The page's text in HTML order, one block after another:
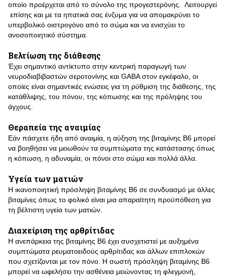
οποίο προέρχεται από το σύνολο της προγεστερόνης. Λειτουργεί
επίσης και με τα ηπατικά σας ένζυμα για να απομακρύνει το
υπερβολικό οιστρογόνο από το σώμα και να ενισχύει το
ανοσοποιητικό σύστημα.
Βελτίωση της διάθεσης
Έχει σημαντικό αντίκτυπο στην κεντρική παραγωγή των
νευροδιαβιβαστών σεροτονίνης και GABA στον εγκέφαλο, οι
οποίες είναι σημαντικές ενώσεις για τη ρύθμιση της διάθεσης, της
κατάθλιψης, του πόνου, της κόπωσης και της πρόληψης του
άγχους.
Θεραπεία της αναιμίας
Εάν πάσχετε ήδη από αναιμία, η αύξηση της βιταμίνης Β6 μπορεί
να βοηθήσει να μειωθούν τα συμπτώματα της κατάστασης όπως
η κόπωση, η αδυναμία, οι πόνοι στο σώμα και πολλά άλλα.
Υγεία των ματιών
Η ικανοποιητική πρόσληψη βιταμίνης Β6 σε συνδυασμό με άλλες
βιταμίνες όπως το φολικό είναι μια απαραίτητη προϋπόθεση για
τη βέλτιστη υγεία των ματιών.
Διαχείριση της αρθρίτιδας
Η ανεπάρκεια της βιταμίνης Β6 έχει συσχετιστεί με αυξημένα
συμπτώματα ρευματοειδούς αρθρίτιδας και άλλων επιπλοκών
που σχετίζονται με τον πόνο. Η σωστή πρόσληψη βιταμίνης Β6
μπορεί να ωφελήσει την ασθένεια μειώνοντας τη φλεγμονή,